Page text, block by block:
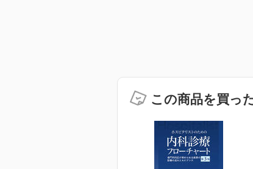
この商品を買っ